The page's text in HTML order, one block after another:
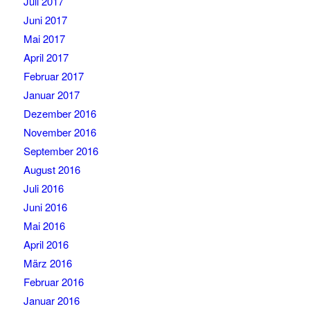
Juni 2017
Mai 2017
April 2017
Februar 2017
Januar 2017
Dezember 2016
November 2016
September 2016
August 2016
Juli 2016
Juni 2016
Mai 2016
April 2016
März 2016
Februar 2016
Januar 2016